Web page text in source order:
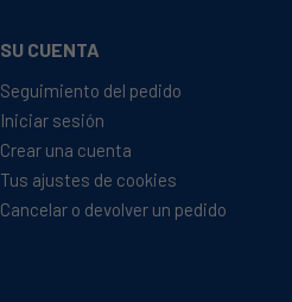
SU CUENTA
Seguimiento del pedido
Iniciar sesión
Crear una cuenta
Tus ajustes de cookies
Cancelar o devolver un pedido